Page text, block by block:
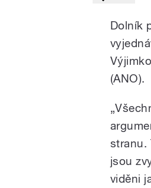
Dolník
(ANO).
stranu.
jsou
viděni